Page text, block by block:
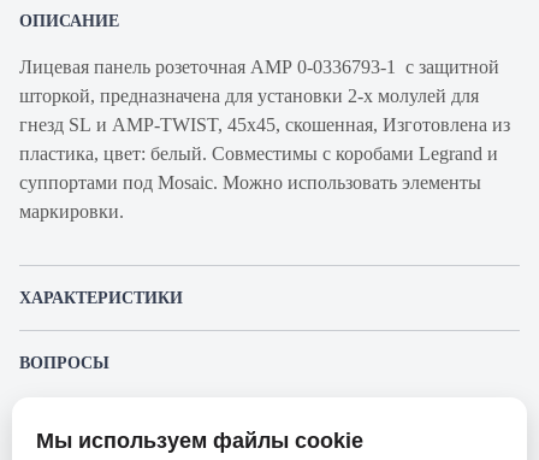
ОПИСАНИЕ
Лицевая панель розеточная АМР 0-0336793-1 с защитной
шторкой, предназначена для установки 2-х молулей для
гнезд SL и AMP-TWIST, 45x45, скошенная, Изготовлена из
пластика, цвет: белый. Совместимы с коробами Legrand и
суппортами под Mosaic. Можно использовать элементы
маркировки.
ХАРАКТЕРИСТИКИ
Производитель
ВОПРОСЫ
Представленные изображения и характеристики могут отличаться от реального
Мы используем файлы cookie